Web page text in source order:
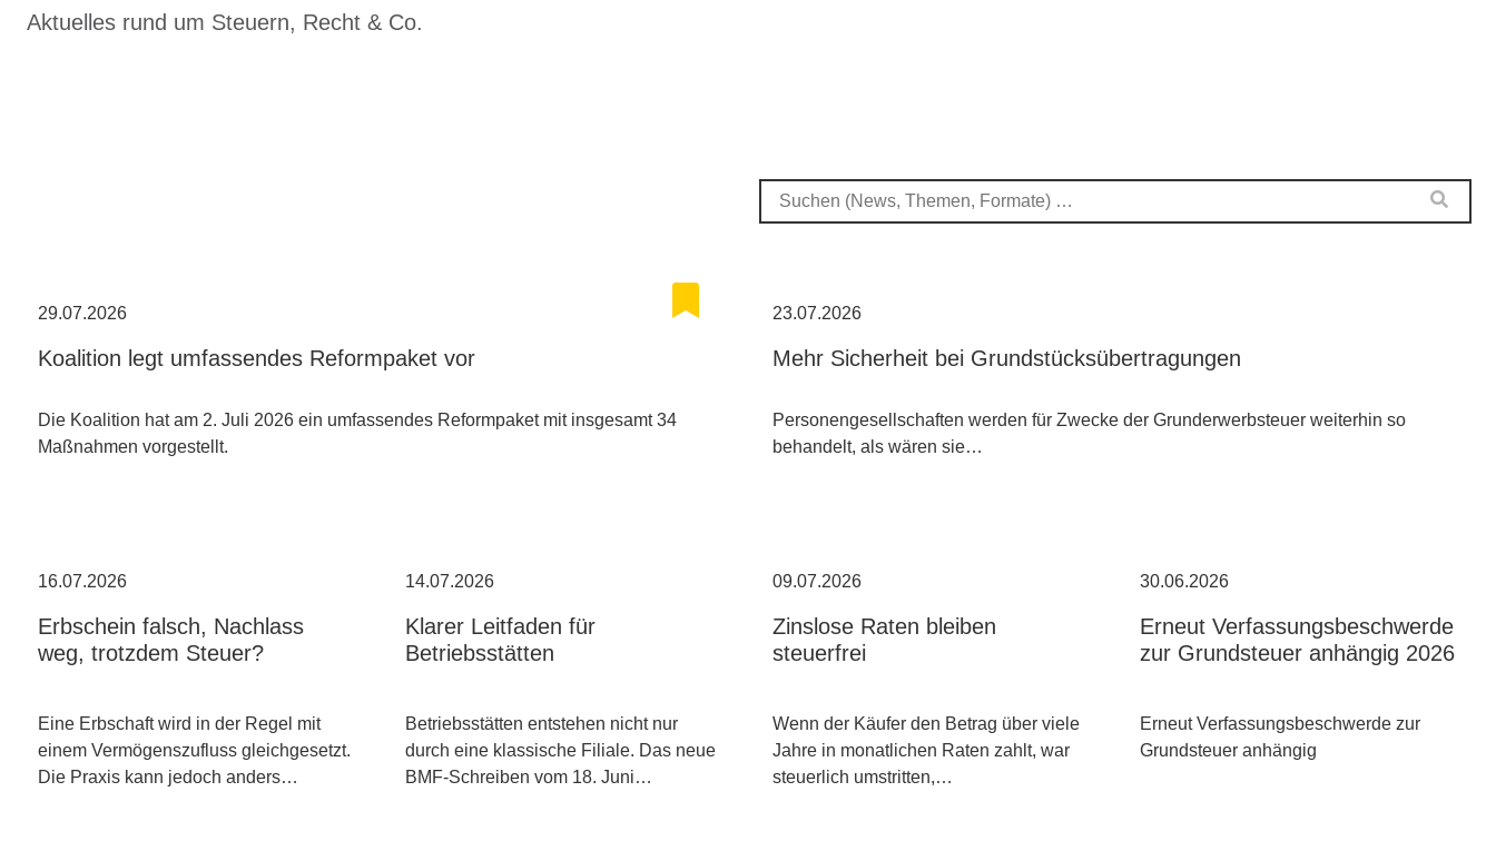
Aktuelles rund um Steuern, Recht & Co.
29.07.2026
Koalition legt umfassendes Reformpaket vor
Die Koalition hat am 2. Juli 2026 ein umfassendes Reformpaket mit insgesamt 34
Maßnahmen vorgestellt.
23.07.2026
Mehr Sicherheit bei Grundstücksübertragungen
Personengesellschaften werden für Zwecke der Grunderwerbsteuer weiterhin so
behandelt, als wären sie…
16.07.2026
Erbschein falsch, Nachlass
weg, trotzdem Steuer?
Eine Erbschaft wird in der Regel mit
einem Vermögenszufluss gleichgesetzt.
Die Praxis kann jedoch anders…
14.07.2026
Klarer Leitfaden für
Betriebsstätten
Betriebsstätten entstehen nicht nur
durch eine klassische Filiale. Das neue
BMF-Schreiben vom 18. Juni…
09.07.2026
Zinslose Raten bleiben
steuerfrei
Wenn der Käufer den Betrag über viele
Jahre in monatlichen Raten zahlt, war
steuerlich umstritten,…
30.06.2026
Erneut Verfassungsbeschwerde
zur Grundsteuer anhängig 2026
Erneut Verfassungsbeschwerde zur
Grundsteuer anhängig